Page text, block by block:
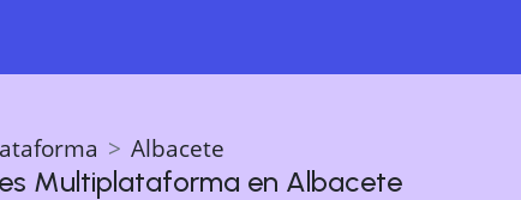
Albacete
Multiplataforma en Albacete